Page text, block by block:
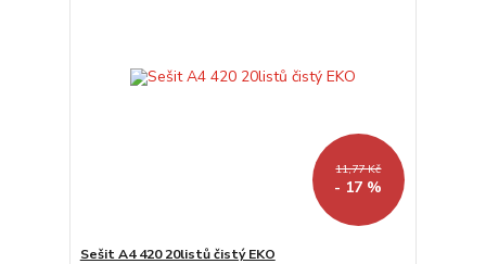
11,77 Kč
- 17 %
Sešit A4 420 20listů čistý EKO